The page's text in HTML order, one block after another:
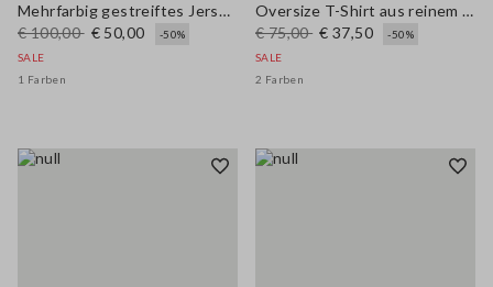
Mehrfarbig gestreiftes Jersey aus reiner Baumwolle, regular fit
€ 100,00 € 50,00
-50%
SALE
1 Farben
Oversize T-Shirt aus reinem Baumwolle mit bunten Streifen
€ 75,00 € 37,50
-50%
SALE
2 Farben